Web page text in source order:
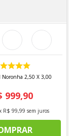
Látex
Noronha 2,50 X 3,00
999,90
R$ 99,99 sem juros